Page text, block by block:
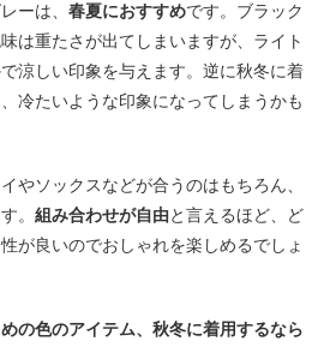
ーは、 春夏におすすめです。ブラック
は重たさが出てしまいますが、ライト
涼しい印象を与えます。逆に秋冬に着
冷たいような印象になってしまうかも
やソックスなどが合うのはもちろん、
。 組み合わせが自由と言えるほど、ど
が良いのでおしゃれを楽しめるでしょ
の色のアイテム、秋冬に着用するなら